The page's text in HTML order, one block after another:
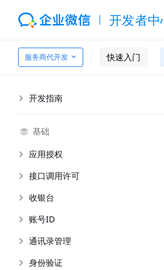
开发者中
服务商代开发 快速入门
开发指南
基础
应用授权
接口调用许可
收银台
账号ID
通讯录管理
身份验证